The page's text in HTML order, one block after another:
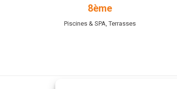
8ème
Piscines & SPA ,Terrasses